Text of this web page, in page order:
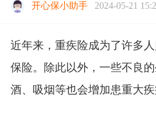
开心保小助手 2024-05-21
近年来，重疾险成为了许多
保险。除此以外，一些不良
酒、吸烟等也会增加患重大疾